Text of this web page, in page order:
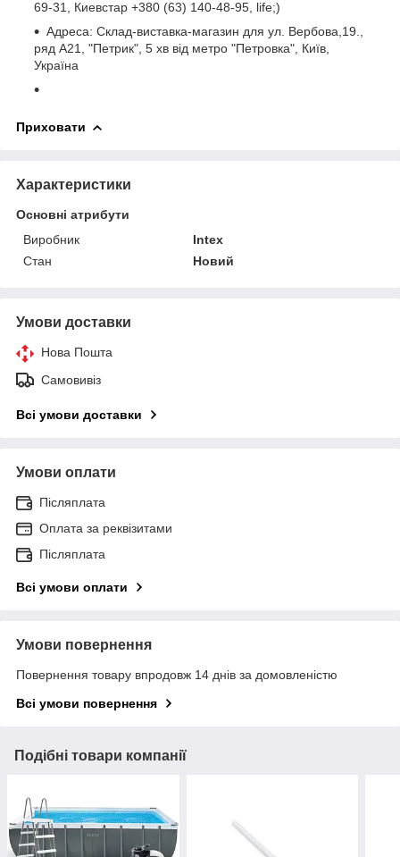
69-31, Киевстар +380 (63) 140-48-95, life;)
Адреса: Склад-виставка-магазин для ул. Вербова,19.,
ряд A21, "Петрик", 5 хв від метро "Петровка", Київ,
Україна
Приховати
Характеристики
Основні атрибути
Виробник
Intex
Стан
Новий
Умови доставки
Нова Пошта
Самовивіз
Всі умови доставки
Умови оплати
Післяплата
Оплата за реквізитами
Післяплата
Всі умови оплати
Умови повернення
Повернення товару впродовж 14 днів за домовленістю
Всі умови повернення
Подібні товари компанії